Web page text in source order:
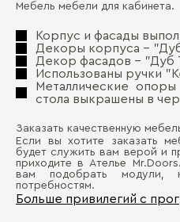
Мебель мебели для кабинета.
Корпус и фасады
Декоры корпуса -
Декор фасадов - "Дуб
Использованы ручки
Металлические
стола выкрашены в
Заказать качественную
Если вы хотите заказать
будет служить вам верой и
приходите в Ателье
вам подобрать модули,
потребностям.
Больше привилегий с